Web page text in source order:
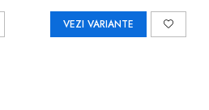
VEZI VARIANTE